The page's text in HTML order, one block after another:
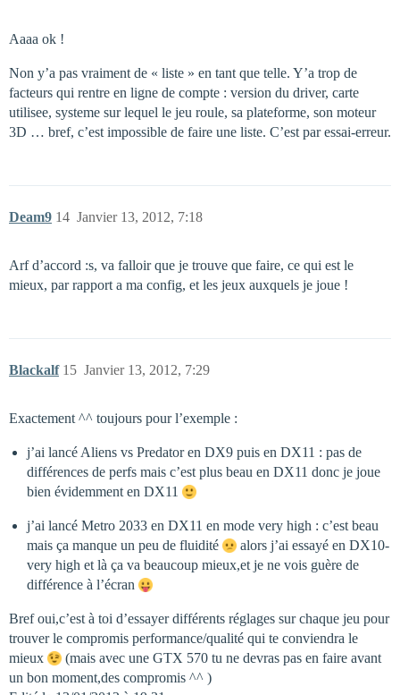
Aaaa ok !
Non y’a pas vraiment de « liste » en tant que telle. Y’a trop de
facteurs qui rentre en ligne de compte : version du driver, carte
utilisee, systeme sur lequel le jeu roule, sa plateforme, son moteur
3D … bref, c’est impossible de faire une liste. C’est par essai-erreur.
Deam9 Janvier 13, 2012, 7:18
14
Arf d’accord :s, va falloir que je trouve que faire, ce qui est le
mieux, par rapport a ma config, et les jeux auxquels je joue !
Blackalf Janvier 13, 2012, 7:29
15
Exactement ^^ toujours pour l’exemple :
j’ai lancé Aliens vs Predator en DX9 puis en DX11 : pas de
différences de perfs mais c’est plus beau en DX11 donc je joue
bien évidemment en DX11
j’ai lancé Metro 2033 en DX11 en mode very high : c’est beau
mais ça manque un peu de fluidité
alors j’ai essayé en DX10-
very high et là ça va beaucoup mieux,et je ne vois guère de
différence à l’écran
Bref oui,c’est à toi d’essayer différents réglages sur chaque jeu pour
trouver le compromis performance/qualité qui te conviendra le
mieux
(mais avec une GTX 570 tu ne devras pas en faire avant
un bon moment,des compromis ^^ )